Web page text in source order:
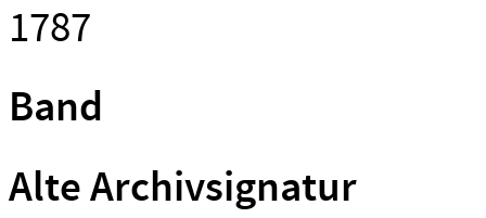
1787
Band
Alte Archivsignatur